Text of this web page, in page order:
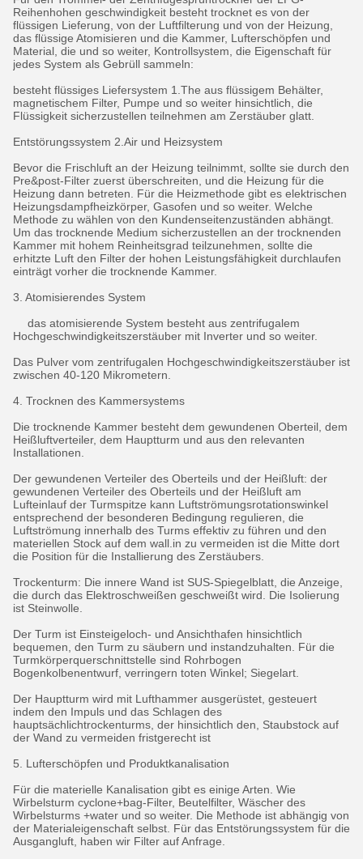
Reihenhohen geschwindigkeit besteht trocknet es von der
flüssigen Lieferung, von der Luftfilterung und von der Heizung,
das flüssige Atomisieren und die Kammer, Lufterschöpfen und
Material, die und so weiter, Kontrollsystem, die Eigenschaft für
jedes System als Gebrüll sammeln:
besteht flüssiges Liefersystem 1.The aus flüssigem Behälter,
magnetischem Filter, Pumpe und so weiter hinsichtlich, die
Flüssigkeit sicherzustellen teilnehmen am Zerstäuber glatt.
Entstörungssystem 2.Air und Heizsystem
Bevor die Frischluft an der Heizung teilnimmt, sollte sie durch den
Pre&post-Filter zuerst überschreiten, und die Heizung für die
Heizung dann betreten. Für die Heizmethode gibt es elektrischen
Heizungsdampfheizkörper, Gasofen und so weiter. Welche
Methode zu wählen von den Kundenseitenzuständen abhängt.
Um das trocknende Medium sicherzustellen an der trocknenden
Kammer mit hohem Reinheitsgrad teilzunehmen, sollte die
erhitzte Luft den Filter der hohen Leistungsfähigkeit durchlaufen
einträgt vorher die trocknende Kammer.
3. Atomisierendes System
das atomisierende System besteht aus zentrifugalem
Hochgeschwindigkeitszerstäuber mit Inverter und so weiter.
Das Pulver vom zentrifugalen Hochgeschwindigkeitszerstäuber ist
zwischen 40-120 Mikrometern.
4. Trocknen des Kammersystems
Die trocknende Kammer besteht dem gewundenen Oberteil, dem
Heißluftverteiler, dem Hauptturm und aus den relevanten
Installationen.
Der gewundenen Verteiler des Oberteils und der Heißluft: der
gewundenen Verteiler des Oberteils und der Heißluft am
Lufteinlauf der Turmspitze kann Luftströmungsrotationswinkel
entsprechend der besonderen Bedingung regulieren, die
Luftströmung innerhalb des Turms effektiv zu führen und den
materiellen Stock auf dem wall.in zu vermeiden ist die Mitte dort
die Position für die Installierung des Zerstäubers.
Trockenturm: Die innere Wand ist SUS-Spiegelblatt, die Anzeige,
die durch das Elektroschweißen geschweißt wird. Die Isolierung
ist Steinwolle.
Der Turm ist Einsteigeloch- und Ansichthafen hinsichtlich
bequemen, den Turm zu säubern und instandzuhalten. Für die
Turmkörperquerschnittstelle sind Rohrbogen
Bogenkolbenentwurf, verringern toten Winkel; Siegelart.
Der Hauptturm wird mit Lufthammer ausgerüstet, gesteuert
indem den Impuls und das Schlagen des
hauptsächlichtrockenturms, der hinsichtlich den, Staubstock auf
der Wand zu vermeiden fristgerecht ist
5. Lufterschöpfen und Produktkanalisation
Für die materielle Kanalisation gibt es einige Arten. Wie
Wirbelsturm cyclone+bag-Filter, Beutelfilter, Wäscher des
Wirbelsturms +water und so weiter. Die Methode ist abhängig von
der Materialeigenschaft selbst. Für das Entstörungssystem für die
Ausgangluft, haben wir Filter auf Anfrage.